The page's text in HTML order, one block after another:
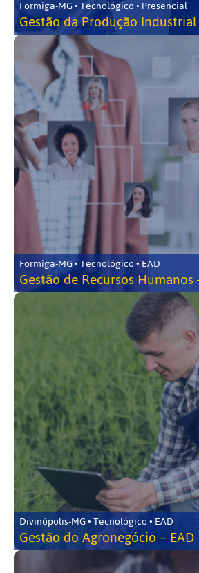
Formiga-MG • Tecnológico • Presencial
Gestão da Produção Industrial
Formiga-MG • Tecnológico • EAD
Gestão de Recursos Humanos
Divinópolis-MG • Tecnológico • EAD
Gestão do Agronegócio – EAD